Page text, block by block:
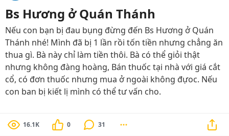
Bs Hương ở Quán Thánh
Nếu con bạn bị đau bụng đừng đến Bs Hương ở Quán
Thánh nhé! Mình đã bị 1 lần rồi tốn tiền nhưng chẳng ăn
thua gì. Bà này chỉ làm tiền thôi. Bà có thể giỏi thật
nhưng không đàng hoàng, Bán thuốc tại nhà với giá cắt
cổ, có đơn thuốc nhưng mua ở ngoài không đựoc. Nếu
con ban bị kiết lị mình có thể tư vấn cho.
16.1K 0 31